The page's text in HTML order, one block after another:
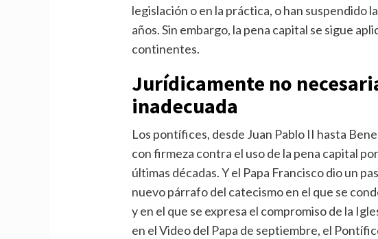
legislación o en la práctica, o han suspendido
años. Sin embargo, la pena capital se sigue
continentes.
Jurídicamente no
inadecuada
Los pontífices, desde Juan Pablo II hasta
con firmeza contra el uso de la pena capital
últimas décadas. Y el Papa Francisco dio un
nuevo párrafo del catecismo en el que se
y en el que se expresa el compromiso de la
en el Video del Papa de septiembre, el